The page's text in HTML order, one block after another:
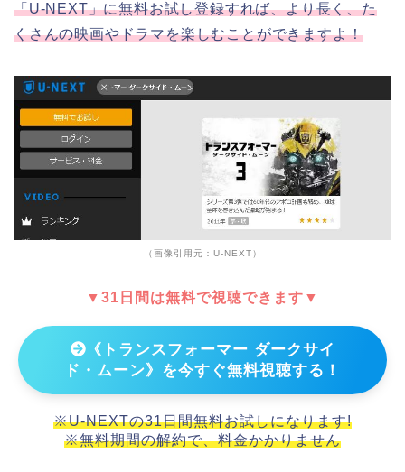
「U-NEXT」に無料お試し登録すれば、より長く、た
くさんの映画やドラマを楽しむことができますよ！
（画像引用元：U-NEXT）
▼31日間は無料で視聴できます▼
《トランスフォーマー ダークサイ
ド・ムーン》を今すぐ無料視聴する！
※U-NEXTの31日間無料お試しになります!
※無料期間の解約で、料金かかりません